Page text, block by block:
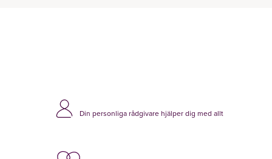
Din personliga rådgivare hjälper dig med allt